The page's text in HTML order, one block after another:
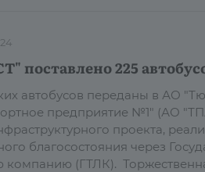
поставлено 225
автобусов переданы в АО
предприятие №1" (АО
проекта,
благосостояния через
компанию (ГТЛК).